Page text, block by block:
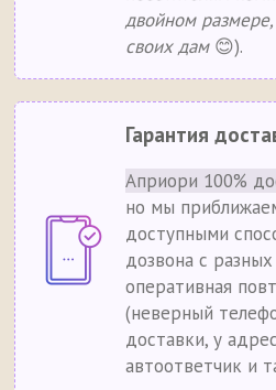
двойном
своих дам😊).
Гарантия
Априори 100%
но мы
доступными
дозвона с
оперативная
(неверный
доставки, у
автоответчик и